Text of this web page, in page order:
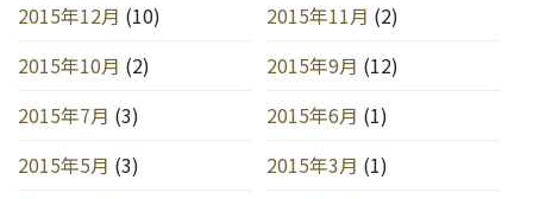
2015年12月 (10) 2015年11月 (2)
2015年10月 (2) 2015年9月 (12)
2015年7月 (3) 2015年6月 (1)
2015年5月 (3) 2015年3月 (1)